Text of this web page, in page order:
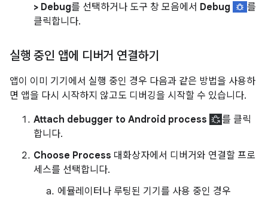
> Debug를 선택하거나 도구 창 모음에서 Debug
를
클릭합니다.
실행 중인 앱에 디버거 연결하기
앱이 이미 기기에서 실행 중인 경우 다음과 같은 방법을 사용하
면 앱을 다시 시작하지 않고도 디버깅을 시작할 수 있습니다.
Attach debugger to Android process
를 클릭
합니다.
Choose Process 대화상자에서 디버거와 연결할 프로
세스를 선택합니다.
에뮬레이터나 루팅된 기기를 사용 중인 경우